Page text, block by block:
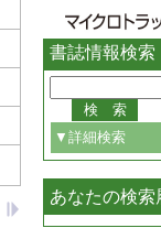
書誌情報検索
▼詳細検索
あなたの検索